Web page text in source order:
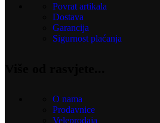
Povrat artikala
Dostava
Garancija
Sigurnost plaćanja
O nama
Prodavnice
Veleprodaja